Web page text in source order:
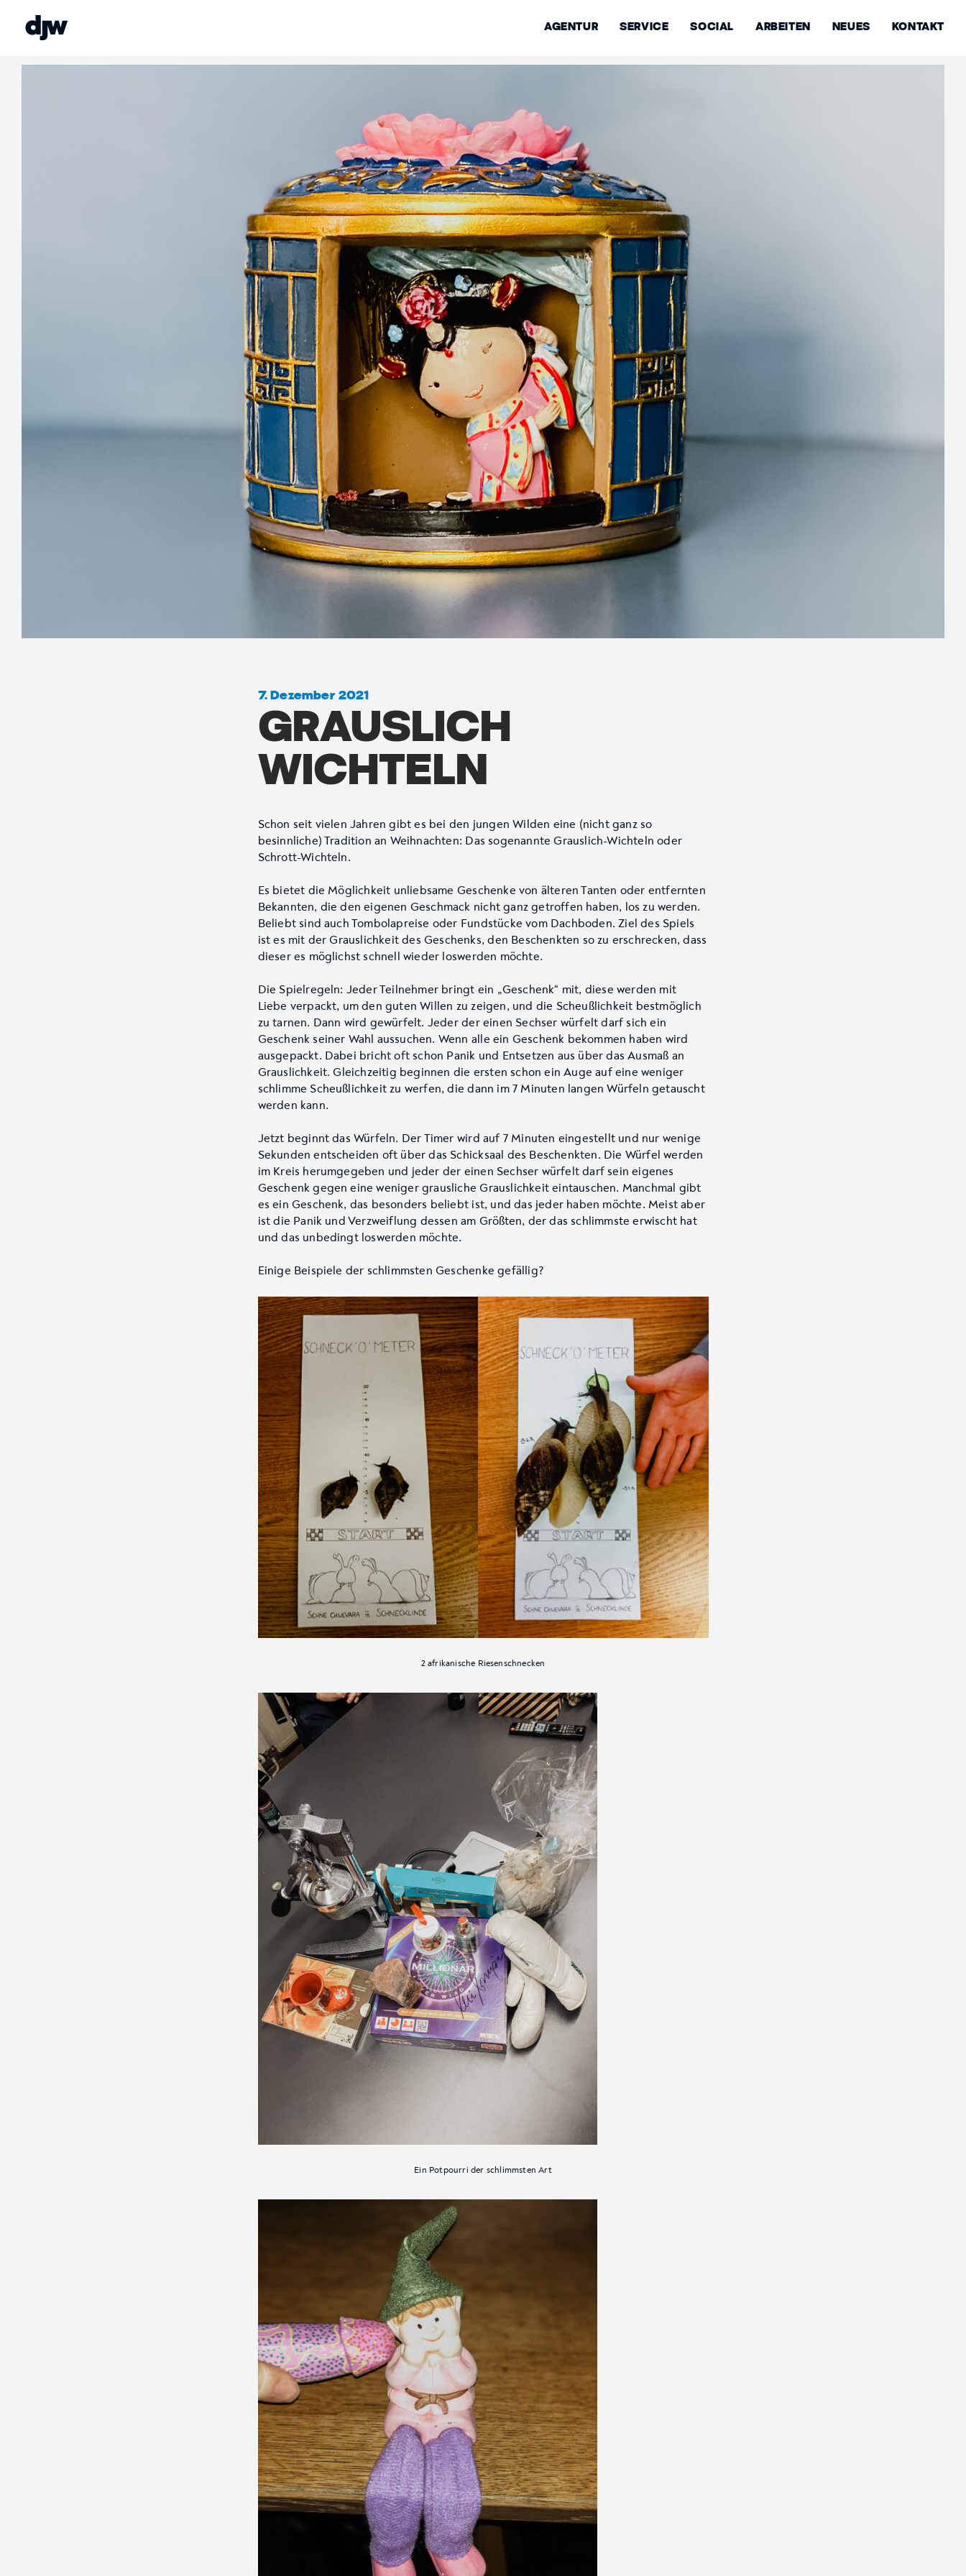
AGENTUR SERVICE SOCIAL ARBEITEN NEUES KONTAKT
7. Dezember 2021
GRAUSLICH
WICHTELN
Schon seit vielen Jahren gibt es bei den jungen Wilden eine (nicht ganz so
besinnliche) Tradition an Weihnachten: Das sogenannte Grauslich-Wichteln oder
Schrott-Wichteln.
Es bietet die Möglichkeit unliebsame Geschenke von älteren Tanten oder entfernten
Bekannten, die den eigenen Geschmack nicht ganz getroffen haben, los zu werden.
Beliebt sind auch Tombolapreise oder Fundstücke vom Dachboden. Ziel des Spiels
ist es mit der Grauslichkeit des Geschenks, den Beschenkten so zu erschrecken, dass
dieser es möglichst schnell wieder loswerden möchte.
Die Spielregeln: Jeder Teilnehmer bringt ein „Geschenk“ mit, diese werden mit
Liebe verpackt, um den guten Willen zu zeigen, und die Scheußlichkeit bestmöglich
zu tarnen. Dann wird gewürfelt. Jeder der einen Sechser würfelt darf sich ein
Geschenk seiner Wahl aussuchen. Wenn alle ein Geschenk bekommen haben wird
ausgepackt. Dabei bricht oft schon Panik und Entsetzen aus über das Ausmaß an
Grauslichkeit. Gleichzeitig beginnen die ersten schon ein Auge auf eine weniger
schlimme Scheußlichkeit zu werfen, die dann im 7 Minuten langen Würfeln getauscht
werden kann.
Jetzt beginnt das Würfeln. Der Timer wird auf 7 Minuten eingestellt und nur wenige
Sekunden entscheiden oft über das Schicksaal des Beschenkten. Die Würfel werden
im Kreis herumgegeben und jeder der einen Sechser würfelt darf sein eigenes
Geschenk gegen eine weniger grausliche Grauslichkeit eintauschen. Manchmal gibt
es ein Geschenk, das besonders beliebt ist, und das jeder haben möchte. Meist aber
ist die Panik und Verzweiflung dessen am Größten, der das schlimmste erwischt hat
und das unbedingt loswerden möchte.
Einige Beispiele der schlimmsten Geschenke gefällig?
2 afrikanische Riesenschnecken
Ein Potpourri der schlimmsten Art